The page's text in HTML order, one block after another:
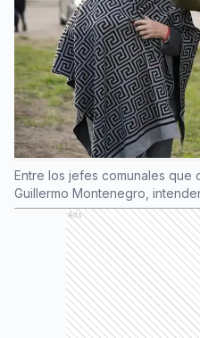
Entre los jefes comunales que
Guillermo Montenegro,
Ads